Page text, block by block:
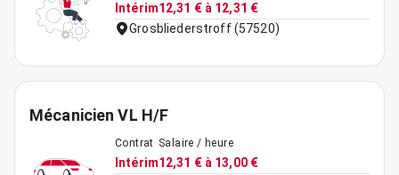
Intérim12,31 € à 12,31 €
Grosbliederstroff (57520)
Mécanicien VL H/F
Contrat
Intérim
Salaire / heure
12,31 € à 13,00 €